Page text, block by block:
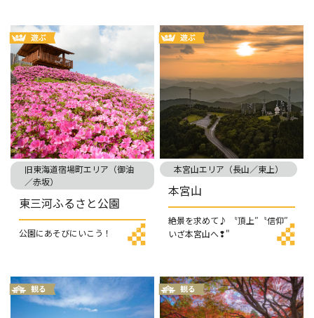
旧東海道宿場町エリア（御油
／赤坂）
東三河ふるさと公園
公園にあそびにいこう！
本宮山エリア（長山／東上）
本宮山
絶景を求めて♪ 〝頂上″〝信仰″
いざ本宮山へ❢"